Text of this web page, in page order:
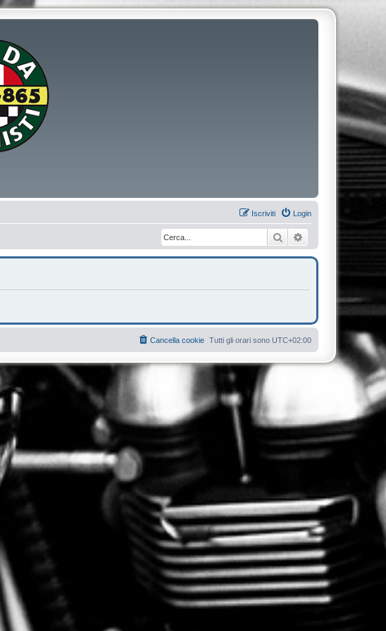
Login
Iscriviti
Cerca Ricerca avanzata
Tutti gli orari sono UTC+02:00
Cancella cookie